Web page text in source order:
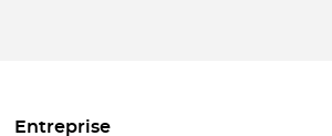
Entreprise